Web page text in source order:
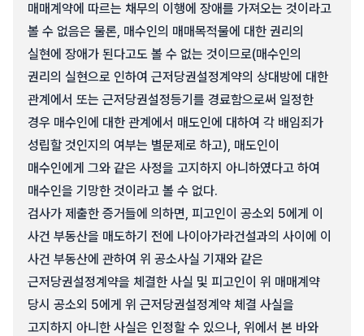
매매계약에 따르는 채무의 이행에 장애를 가져오는 것이라고
볼 수 없음은 물론, 매수인의 매매목적물에 대한 권리의
실현에 장애가 된다고도 볼 수 없는 것이므로(매수인의
권리의 실현으로 인하여 근저당권설정계약의 상대방에 대한
관계에서 또는 근저당권설정등기를 경료함으로써 일정한
경우 매수인에 대한 관계에서 매도인에 대하여 각 배임죄가
성립할 것인지의 여부는 별문제로 하고), 매도인이
매수인에게 그와 같은 사정을 고지하지 아니하였다고 하여
매수인을 기망한 것이라고 볼 수 없다.
검사가 제출한 증거들에 의하면, 피고인이 공소외 5에게 이
사건 부동산을 매도하기 전에 나이아가라건설과의 사이에 이
사건 부동산에 관하여 위 공소사실 기재와 같은
근저당권설정계약을 체결한 사실 및 피고인이 위 매매계약
당시 공소외 5에게 위 근저당권설정계약 체결 사실을
고지하지 아니한 사실은 인정할 수 있으나, 위에서 본 바와